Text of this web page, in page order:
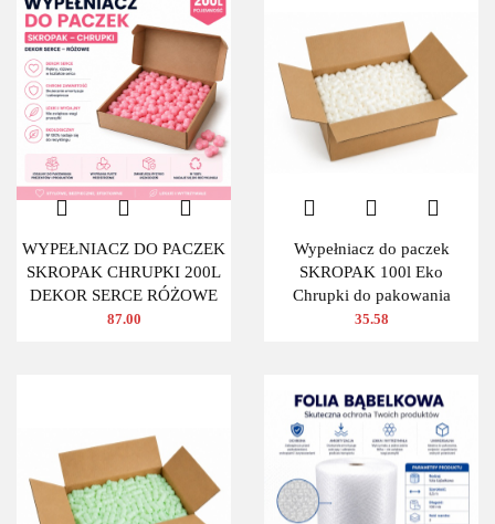
WYPEŁNIACZ DO PACZEK
SKROPAK CHRUPKI 200L
DEKOR SERCE RÓŻOWE
87.00
Wypełniacz do paczek
SKROPAK 100l Eko
Chrupki do pakowania
35.58